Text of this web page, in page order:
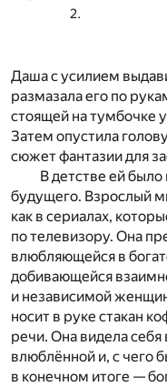
Даша с усилием
размазала его по
стоящей на тумбочке
Затем опустила
сюжет фантазии для
В детстве ей
будущего. Взрослый
как в сериалах,
по телевизору. Она
влюбляющейся в
добивающейся
и независимой
носит в руке стакан
речи. Она видела
влюблённой и, с чего
в конечном итоге —